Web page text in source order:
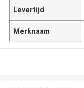
Levertijd
Merknaam